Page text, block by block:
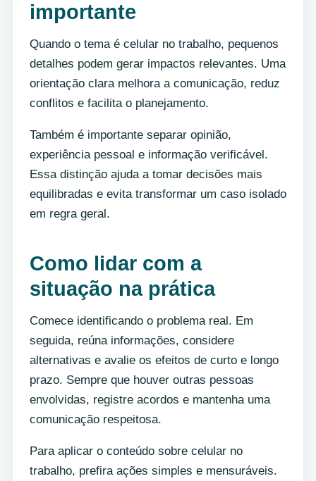
importante
Quando o tema é celular no trabalho, pequenos
detalhes podem gerar impactos relevantes. Uma
orientação clara melhora a comunicação, reduz
conflitos e facilita o planejamento.
Também é importante separar opinião,
experiência pessoal e informação verificável.
Essa distinção ajuda a tomar decisões mais
equilibradas e evita transformar um caso isolado
em regra geral.
Como lidar com a
situação na prática
Comece identificando o problema real. Em
seguida, reúna informações, considere
alternativas e avalie os efeitos de curto e longo
prazo. Sempre que houver outras pessoas
envolvidas, registre acordos e mantenha uma
comunicação respeitosa.
Para aplicar o conteúdo sobre celular no
trabalho, prefira ações simples e mensuráveis.